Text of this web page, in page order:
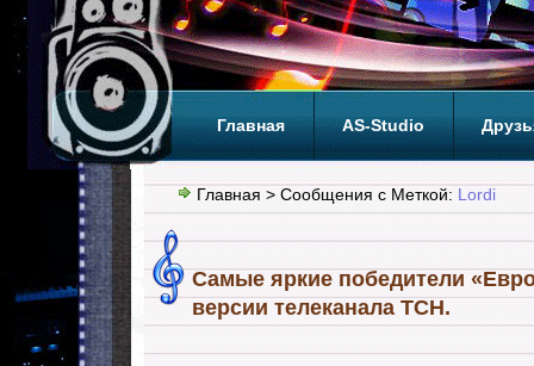
Главная AS-Studio
Теги ТОП
Главная > Сообщения с Меткой: Lordi
Самые яркие победители
версии телеканала ТСН.